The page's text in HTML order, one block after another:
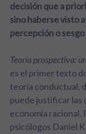
decisión que a
sino haberse visto
percepción o
Teoría prospectiva:
es el primer texto
teoría conductual,
puede justificar las
economía racional.
psicólogos Daniel